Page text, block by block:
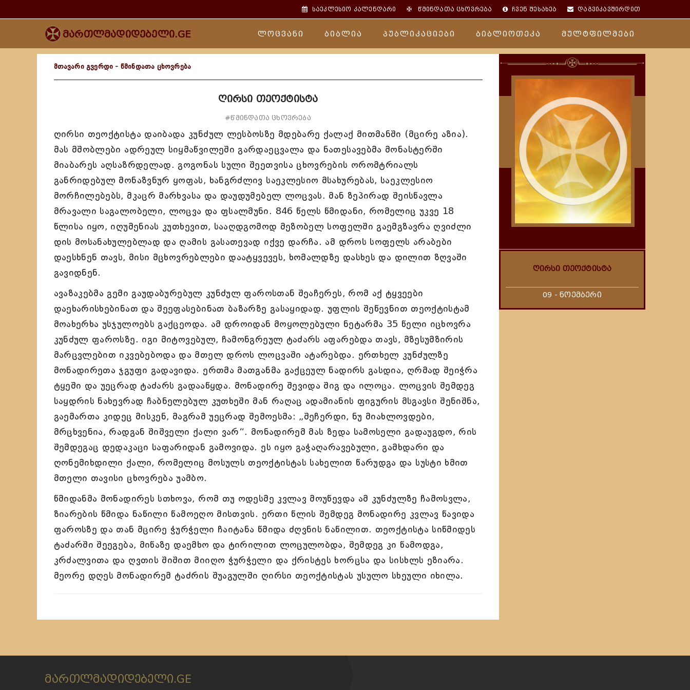
საეკლესიო კალენდარი ✠წმინდათა ცხოვრება ჩვენ შესახებ დაგვიკავშირდით
მართლმადიდებელი.GE ლოცვანი ბიბლია პუბლიკაციები ბიბლიოთეკა მულტფილმები
მთავარი გვერდი - წმინდათა ცხოვრება
ღირსი თეოქტისტა
#წმინდათა ცხოვრება
ღირსი თეოქტისტა დაიბადა კუნძულ ლესბოსზე მდებარე ქალაქ მითმანში (მცირე აზია).
მას მშობლები ადრეულ სიყმაწვილეში გარდაეცვალა და ნათესავებმა მონასტერში
მიაბარეს აღსაზრდელად. გოგონას სული შეეთვისა ცხოვრების ორომტრიალს
განრიდებულ მონაზვნურ ყოფას, ხანგრძლივ საეკლესიო მსახურებას, საეკლესიო
მორჩილებებს, მკაცრ მარხვასა და დაუდუმებელ ლოცვას. მან ზეპირად შეისწავლა
მრავალი საგალობელი, ლოცვა და ფსალმუნი. 846 წელს წმიდანი, რომელიც უკვე 18
წლისა იყო, იღუმენიას კუთხევით, სააღდგომოდ მეზობელ სოფელში გაემგზავრა ღვიძლი
დის მოსანახულებლად და ღამის გასათევად იქვე დარჩა. ამ დროს სოფელს არაბები
დაესხნენ თავს, მისი მცხოვრებლები დაატყვევეს, ხომალდზე დასხეს და დილით ზღვაში
გავიდნენ.
ავაზაკებმა გემი გაუდაბურებულ კუნძულ ფაროსთან შეაჩერეს, რომ აქ ტყვეები
დაეხარისხებინათ და შეეფასებინათ ბაზარზე გასაყიდად. უფლის შეწევნით თეოქტისტამ
მოახერხა უსჯულოებს გაქცეოდა. ამ დროიდან მოყოლებული ნეტარმა 35 წელი იცხოვრა
კუნძულ ფაროსზე. იგი მიტოვებულ, ჩამონგრეულ ტაძარს აფარებდა თავს, მზესუმზირის
მარცვლებით იკვებებოდა და მთელ დროს ლოცვაში ატარებდა. ერთხელ კუნძულზე
მონადირეთა ჯგუფი გადავიდა. ერთმა მათგანმა გაქცეულ ნადირს გასდია, ღრმად შეიჭრა
ტყეში და უეცრად ტაძარს გადააწყდა. მონადირე შევიდა შიგ და ილოცა. ლოცვის შემდეგ
საყდრის ნახევრად ჩაბნელებულ კუთხეში მან რაღაც ადამიანის ფიგურის მსგავსი შენიშნა,
გაემართა კიდეც მისკენ, მაგრამ უეცრად შემოესმა: „შეჩერდი, ნუ მიახლოვდები,
მრცხვენია, რადგან შიშველი ქალი ვარ“. მონადირემ მას ზედა სამოსელი გადაუგდო, რის
შემდეგაც დედაკაცი საფარიდან გამოვიდა. ეს იყო გაჭაღარავებული, გამხდარი და
ღონემიხდილი ქალი, რომელიც მოსულს თეოქტისტას სახელით წარუდგა და სუსტი ხმით
მთელი თავისი ცხოვრება უამბო.
წმიდანმა მონადირეს სთხოვა, რომ თუ ოდესმე კვლავ მოუწევდა ამ კუნძულზე ჩამოსვლა,
ზიარების წმიდა ნაწილი წამოეღო მისთვის. ერთი წლის შემდეგ მონადირე კვლავ წავიდა
ფაროსზე და თან მცირე ჭურჭელი ჩაიტანა წმიდა ძღვნის ნაწილით. თეოქტისტა სიწმიდეს
ტაძარში შეეგება, მიწაზე დაემხო და ტირილით ლოცულობდა, შემდეგ კი წამოდგა,
კრძალვითა და ღვთის შიშით მიიღო ჭურჭელი და ქრისტეს ხორცსა და სისხლს ეზიარა.
მეორე დღეს მონადირემ ტაძრის შუაგულში ღირსი თეოქტისტას უსულო სხეული იხილა.
ღირსი თეოქტისტა
09 - ნოემბერი
მართლმადიდებელი.GE